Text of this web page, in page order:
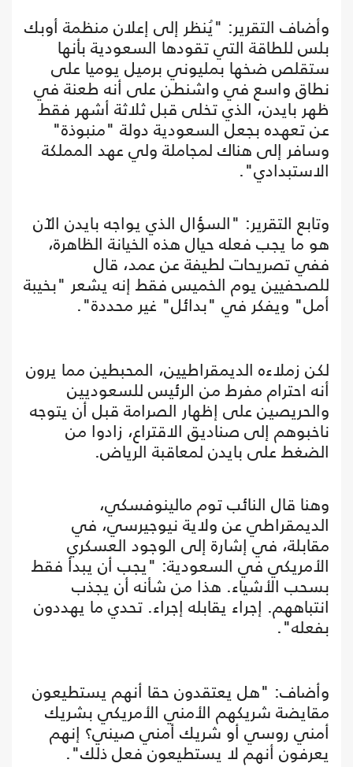
وأضاف التقرير: "يُنظر إلى إعلان منظمة أوبك
بلس للطاقة التي تقودها السعودية بأنها
ستقلص ضخها بمليوني برميل يوميا على
نطاق واسع في واشنطن على أنه طعنة في
ظهر بايدن، الذي تخلى قبل ثلاثة أشهر فقط
عن تعهده بجعل السعودية دولة "منبوذة"
وسافر إلى هناك لمجاملة ولي عهد المملكة
الاستبدادي".
وتابع التقرير: "السؤال الذي يواجه بايدن الآن
هو ما يجب فعله حيال هذه الخيانة الظاهرة،
ففي تصريحات لطيفة عن عمد، قال
للصحفيين يوم الخميس فقط إنه يشعر "بخيبة
أمل" ويفكر في "بدائل" غير محددة".
لكن زملاءه الديمقراطيين، المحبطين مما يرون
أنه احترام مفرط من الرئيس للسعوديين
والحريصين على إظهار الصرامة قبل أن يتوجه
ناخبوهم إلى صناديق الاقتراع، زادوا من
الضغط على بايدن لمعاقبة الرياض.
وهنا قال النائب توم مالينوفسكي،
الديمقراطي عن ولاية نيوجيرسي، في
مقابلة، في إشارة إلى الوجود العسكري
الأمريكي في السعودية: "يجب أن يبدأ فقط
بسحب الأشياء. هذا من شأنه أن يجذب
انتباههم. إجراء يقابله إجراء. تحدي ما يهددون
بفعله".
وأضاف: "هل يعتقدون حقا أنهم يستطيعون
مقايضة شريكهم الأمني الأمريكي بشريك
أمني روسي أو شريك أمني صيني؟ إنهم
يعرفون أنهم لا يستطيعون فعل ذلك".